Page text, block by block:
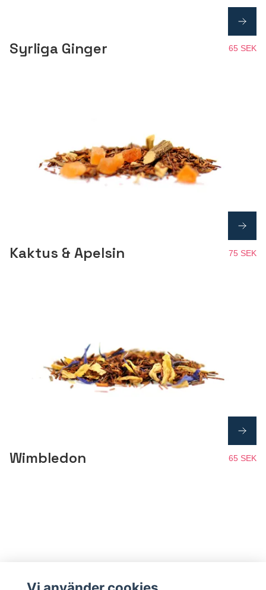
Syrliga Ginger 65 SEK
Kaktus & Apelsin 75 SEK
Wimbledon 65 SEK